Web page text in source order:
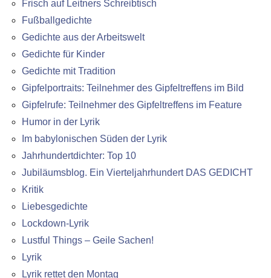
Frisch auf Leitners Schreibtisch
Fußballgedichte
Gedichte aus der Arbeitswelt
Gedichte für Kinder
Gedichte mit Tradition
Gipfelportraits: Teilnehmer des Gipfeltreffens im Bild
Gipfelrufe: Teilnehmer des Gipfeltreffens im Feature
Humor in der Lyrik
Im babylonischen Süden der Lyrik
Jahrhundertdichter: Top 10
Jubiläumsblog. Ein Vierteljahrhundert DAS GEDICHT
Kritik
Liebesgedichte
Lockdown-Lyrik
Lustful Things – Geile Sachen!
Lyrik
Lyrik rettet den Montag